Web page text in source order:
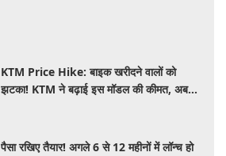
KTM Price Hike: बाइक खरीदने वालों को
झटका! KTM ने बढ़ाई इस मॉडल की कीमत, अब
पैसा रखिए तैयार! अगले 6 से 12 महीनों में लॉन्च हो